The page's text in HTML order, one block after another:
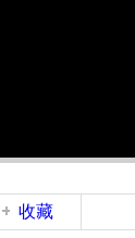
收藏